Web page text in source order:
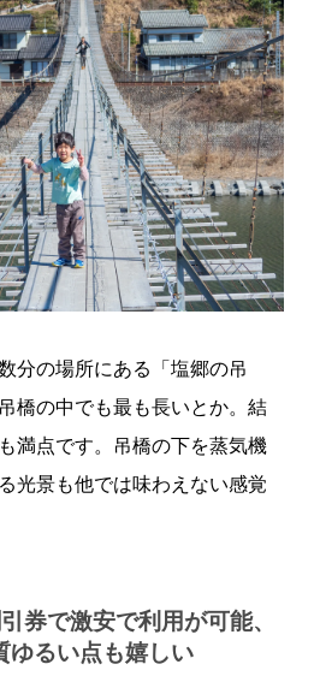
分の場所にある「塩郷の吊
橋の中でも最も長いとか。結
満点です。吊橋の下を蒸気機
光景も他では味わえない感覚
券で激安で利用が可能、
ゆるい点も嬉しい